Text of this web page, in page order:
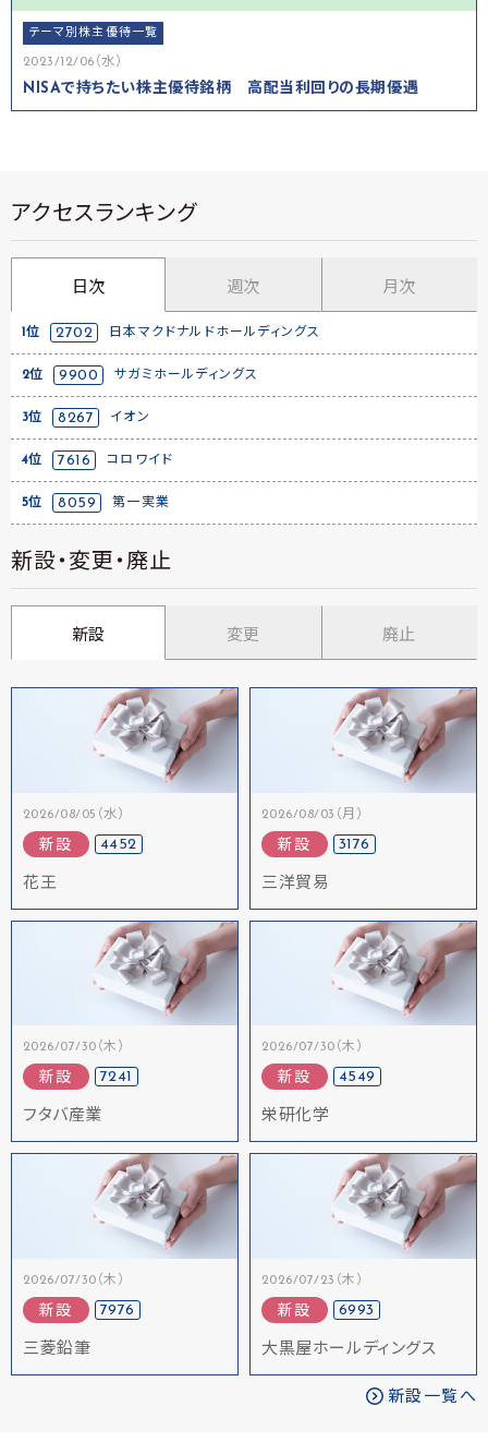
テーマ別株主優待一覧
2023/12/06（水）
NISAで持ちたい株主優待銘柄 高配当利回りの長期優遇
アクセスランキング
日次 週次 月次
1位 2702 日本マクドナルドホールディングス
2位 9900 サガミホールディングス
3位 8267 イオン
4位 7616 コロワイド
5位 8059 第一実業
新設・変更・廃止
新設 変更 廃止
2026/08/05（水）
新設 4452
花王
2026/08/03（月）
新設 3176
三洋貿易
2026/07/30（木）
新設 7241
フタバ産業
2026/07/30（木）
新設 4549
栄研化学
2026/07/30（木）
新設 7976
三菱鉛筆
2026/07/23（木）
新設 6993
大黒屋ホールディングス
新設一覧へ